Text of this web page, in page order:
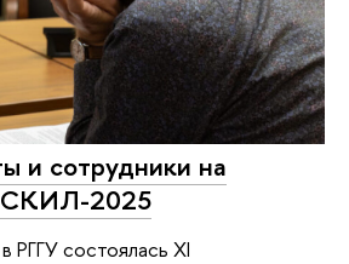
и сотрудники на
СКИЛ-2025
РГГУ состоялась XI